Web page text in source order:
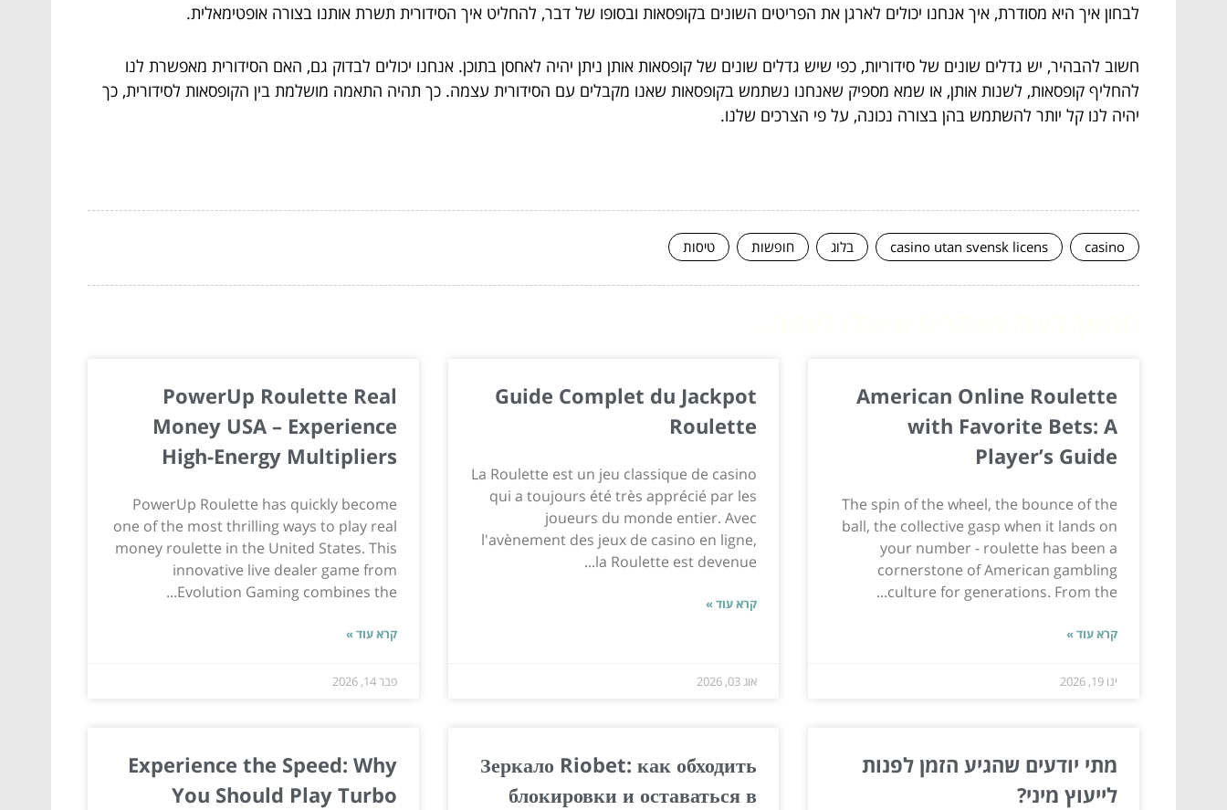
לבחון איך היא מסודרת, איך אנחנו יכולים לארגן את הפריטים השונים בקופסאות ובסופו של דבר, להחליט איך הסידורית תשרת אותנו בצורה אופטימאלית.
חשוב להבהיר, יש גדלים שונים של סידוריות, כפי שיש גדלים שונים של קופסאות אותן ניתן יהיה לאחסן בתוכן. אנחנו יכולים לבדוק גם, האם הסידורית מאפשרת לנו
להחליף קופסאות, לשנות אותן, או שמא מספיק שאנחנו נשתמש בקופסאות שאנו מקבלים עם הסידורית עצמה. כך תהיה התאמה מושלמת בין הקופסאות לסידורית, כך
יהיה לנו קל יותר להשתמש בהן בצורה נכונה, על פי הצרכים שלנו.
casino
casino utan svensk licens בלוג חופשות טיסות
American Online Roulette
with Favorite Bets: A
Player’s Guide
The spin of the wheel, the bounce of the
ball, the collective gasp when it lands on
your number - roulette has been a
cornerstone of American gambling
culture for generations. From the...
קרא עוד »
ינו 19, 2026
Guide Complet du Jackpot
Roulette
La Roulette est un jeu classique de casino
qui a toujours été très apprécié par les
joueurs du monde entier. Avec
l'avènement des jeux de casino en ligne,
la Roulette est devenue...
קרא עוד »
אוג 03, 2026
PowerUp Roulette Real
Money USA – Experience
High-Energy Multipliers
PowerUp Roulette has quickly become
one of the most thrilling ways to play real
money roulette in the United States. This
innovative live dealer game from
Evolution Gaming combines the...
קרא עוד »
פבר 14, 2026
מתי יודעים שהגיע הזמן לפנות
לייעוץ מיני?
Зеркало Riobet: как обходить
блокировки и оставаться в
Experience the Speed: Why
You Should Play Turbo